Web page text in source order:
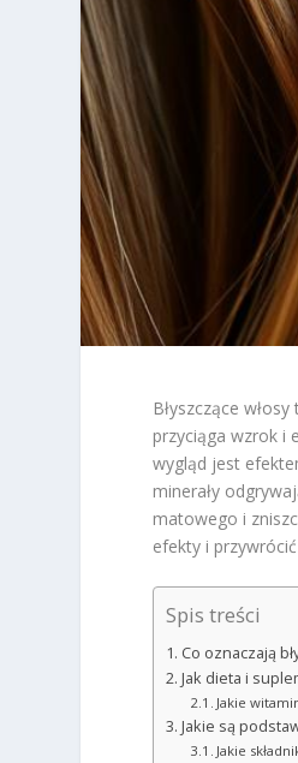
Błyszczące
przyciąga wzrok i
wygląd jest
minerały
matowego i
efekty i
Spis treści
Co oznaczają
Jak dieta i
Jakie
Jakie są
Jakie